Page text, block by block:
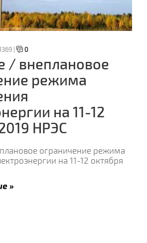
| 0
/ внеплановое
режима
на 11-12
НРЭС
ограничение режима
на 11-12 октября
»